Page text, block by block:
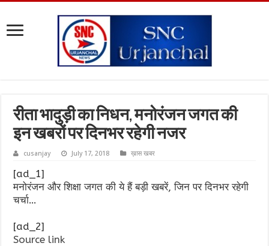
रीता भादुड़ी का निधन, मनोरंजन जगत की
इन खबरों पर दिनभर रहेगी नजर
cusanjay July 17, 2018 ख़ास खबर
[ad_1]
मनोरंजन और शिक्षा जगत की ये हैं बड़ी खबरें, जिन पर दिनभर रहेगी
चर्चा…
[ad_2]
Source link